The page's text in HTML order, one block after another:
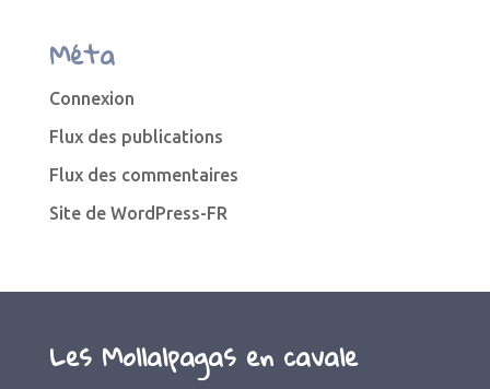
Méta
Connexion
Flux des publications
Flux des commentaires
Site de WordPress-FR
Les Mollalpagas en cavale